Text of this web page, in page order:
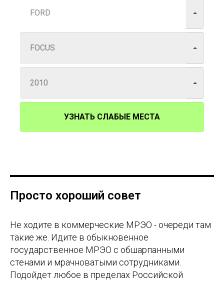
УЗНАТЬ СЛАБЫЕ МЕСТА
Просто хороший совет
Не ходите в коммерческие МРЭО - очереди там
такие же. Идите в обыкновенное
государственное МРЭО с обшарпанными
стенами и мрачноватыми сотрудниками.
Подойдет любое в пределах Российской